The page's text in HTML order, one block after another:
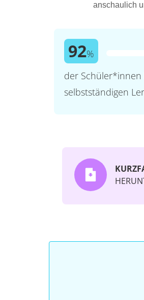
anschaulich
92%
der
selbstständigen